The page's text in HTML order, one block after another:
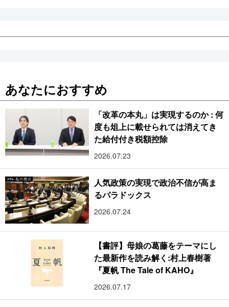
あなたにおすすめ
「改革の本丸」は実現するのか : 何
度も俎上に載せられては消えてき
た給付付き税額控除
2026.07.23
人気政策の実現で政治不信が高ま
るパラドックス
2026.07.24
【書評】母娘の葛藤をテーマにし
た最新作を読み解く:村上春樹著
『夏帆 The Tale of KAHO』
2026.07.17